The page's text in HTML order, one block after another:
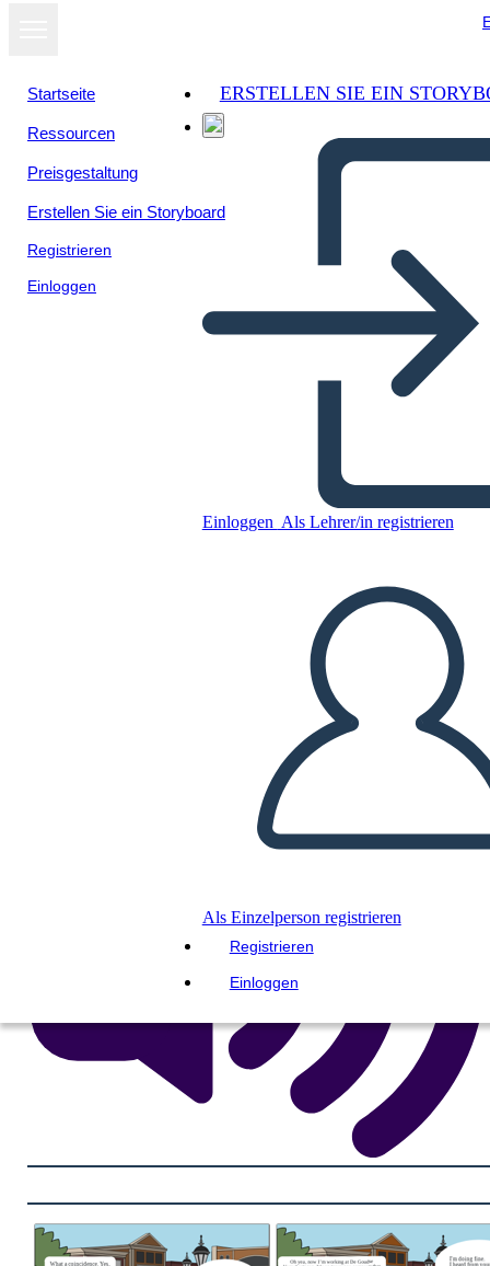
Startseite
Ressourcen
Preisgestaltung
Erstellen Sie ein Storyboard
Registrieren
Einloggen
ERSTELLEN SIE EIN
Einloggen Als Lehrer/in registrieren
Als Einzelperson registrieren
Registrieren
Einloggen
Kopieren Sie dieses Storyboard
ERSTELLEN SIE EIN STORYBOARD
DIASHOW ABSPIELEN
LIES MIR VOR
Als Diashow
ansehen